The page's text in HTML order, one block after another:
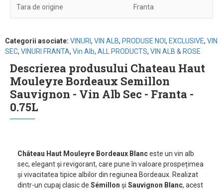
Tara de origine Franta
Categorii asociate: VINURI, VIN ALB, PRODUSE NOI , EXCLUSIVE, VIN
SEC, VINURI FRANTA, Vin Alb, ALL PRODUCTS, VIN ALB & ROSE
Descrierea produsului Chateau Haut
Mouleyre Bordeaux Semillon
Sauvignon - Vin Alb Sec - Franta -
0.75L
Château Haut Mouleyre Bordeaux Blanceste un vin alb
sec, elegant și revigorant, care pune în valoare prospețimea
și vivacitatea tipice albilor din regiunea Bordeaux. Realizat
dintr-un cupaj clasic de Sémillon și Sauvignon Blanc, acest